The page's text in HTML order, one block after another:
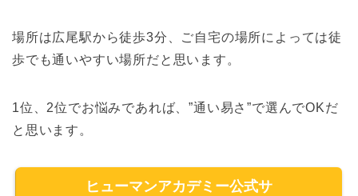
場所は広尾駅から徒歩3分、ご自宅の場所によっては徒
歩でも通いやすい場所だと思います。
1位、2位でお悩みであれば、”通い易さ”で選んでOKだ
と思います。
ヒューマンアカデミー公式サ